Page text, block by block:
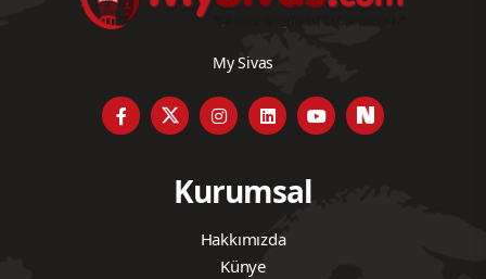
My Sivas
Kurumsal
Hakkımızda
Künye